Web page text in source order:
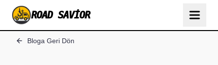
ROAD SAVIOR
Bloga Geri Dön